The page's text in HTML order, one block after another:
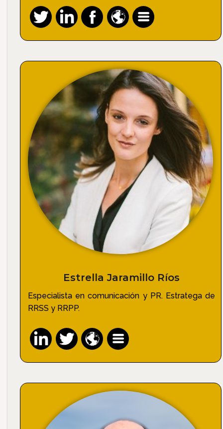
Estrella Jaramillo Ríos
Especialista en comunicación y PR. Estratega de
RRSS y RRPP.